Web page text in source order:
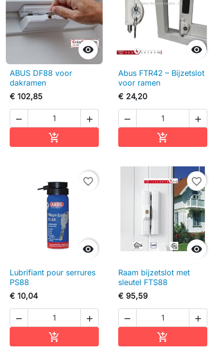

ABUS DF88 voor
dakramen
€ 102,85
 


Abus FTR42 – Bijzetslot
voor ramen
€ 24,20
 


favorite_border
Lubrifiant pour serrures
PS88
€ 10,04
 


favorite_border
Raam bijzetslot met
sleutel FTS88
€ 95,59
 
